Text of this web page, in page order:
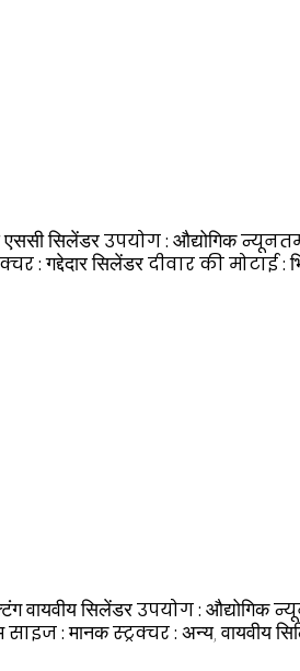
एससी सिलेंडरउपयोग : औद्योगिक
:गद्देदार सिलेंडरदीवार की मोटाई :
वायवीय सिलेंडरउपयोग : औद्योगिक
साइज :मानकस्ट्रक्चर : अन्य, वायवीय